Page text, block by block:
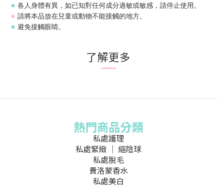
● 各人身體有異，如已知對任何成分過敏或敏感，請停止使用。
● 請將本品放在兒童或動物不能接觸的地方。
● 避免接觸眼睛。
了解更多
熱門商品分類
私處護理
私處緊緻 ｜ 縮陰球
私處脫毛
費洛蒙香水
私處美白